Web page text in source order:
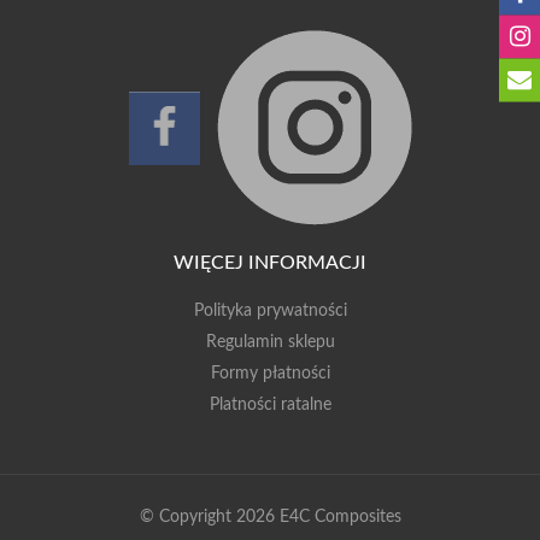
WIĘCEJ INFORMACJI
Polityka prywatności
Regulamin sklepu
Formy płatności
Platności ratalne
© Copyright 2026 E4C Composites